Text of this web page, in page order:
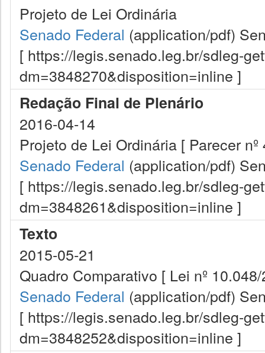
Projeto de Lei Ordinária
Senado Federal (application/pdf)
[ https://legis.senado.leg.br/sdleg-
dm=3848270&disposition=inline ]
Redação Final de Plenário
2016-04-14
Projeto de Lei Ordinária [ Parecer
Senado Federal (application/pdf)
[ https://legis.senado.leg.br/sdleg-
dm=3848261&disposition=inline ]
Texto
2015-05-21
Quadro Comparativo [ Lei nº
Senado Federal (application/pdf)
[ https://legis.senado.leg.br/sdleg-
dm=3848252&disposition=inline ]